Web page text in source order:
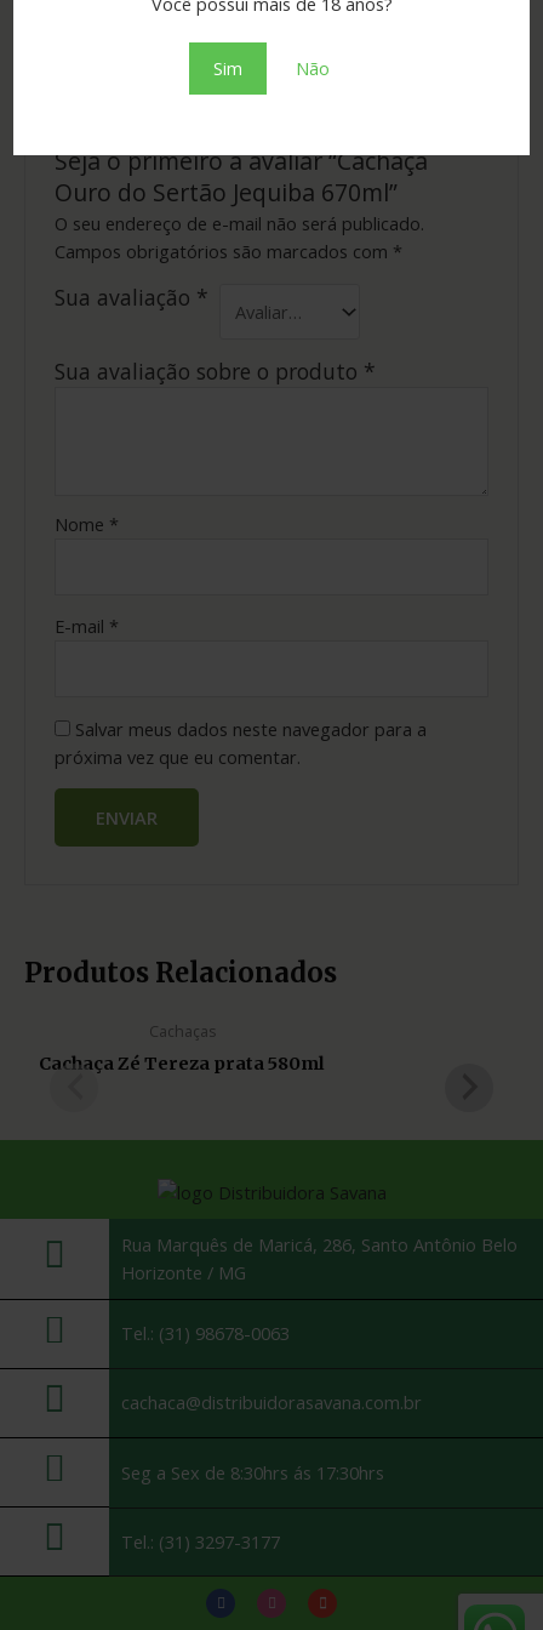
Sim Não
Não há avaliações ainda.
Seja o primeiro a avaliar “Cachaça
Ouro do Sertão Jequiba 670ml”
O seu endereço de e-mail não será publicado.
Campos obrigatórios são marcados com *
Sua avaliação *
Sua avaliação sobre o produto *
Nome *
E-mail *
Salvar meus dados neste navegador para a
próxima vez que eu comentar.
Produtos Relacionados
Cachaças
Cachaça Zé Tereza prata 580ml
Rua Marquês de Maricá, 286, Santo Antônio Belo
Horizonte / MG
Tel.: (31) 98678-0063
cachaca@distribuidorasavana.com.br
Seg a Sex de 8:30hrs ás 17:30hrs
Tel.: (31) 3297-3177